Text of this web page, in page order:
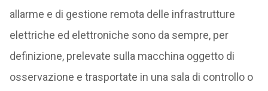
allarme e di gestione remota delle infrastrutture
elettriche ed elettroniche sono da sempre, per
definizione, prelevate sulla macchina oggetto di
osservazione e trasportate in una sala di controllo o